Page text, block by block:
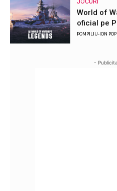
JOCURI
World of
oficial pe
POMPILIU-ION
-